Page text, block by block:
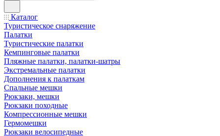
Каталог
Туристическое снаряжение
Палатки
Туристические палатки
Кемпинговые палатки
Пляжные палатки, палатки-шатры
Экстремальные палатки
Дополнения к палаткам
Спальные мешки
Рюкзаки, мешки
Рюкзаки походные
Компрессионные мешки
Гермомешки
Рюкзаки велосипедные